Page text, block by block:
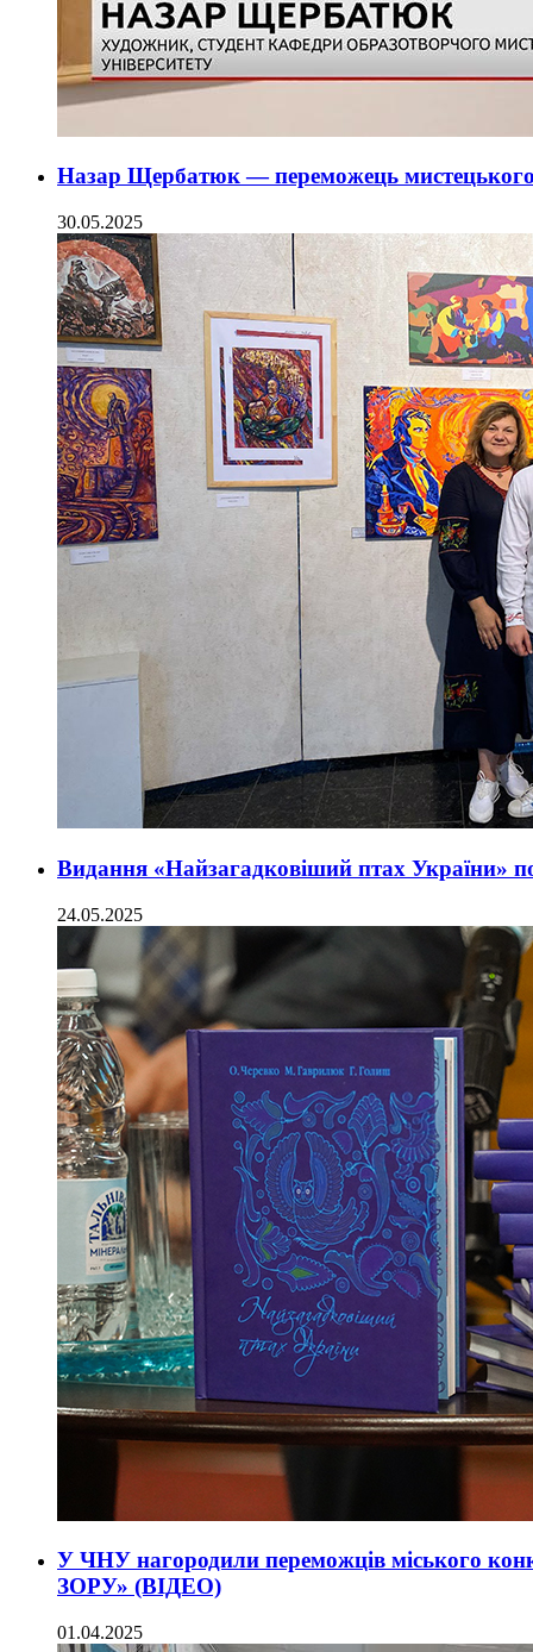
Назар Щербатюк — переможець
30.05.2025
Видання «Найзагадковіший птах України»
24.05.2025
У ЧНУ нагородили переможців міського
ЗОРУ» (ВІДЕО)
01.04.2025